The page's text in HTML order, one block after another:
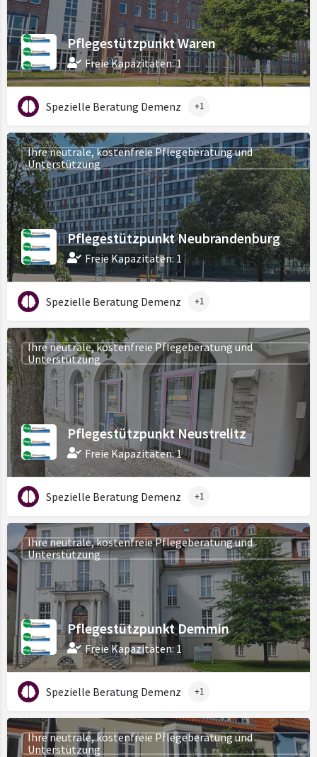
Pflegestützpunkt Waren
Freie Kapazitäten: 1
Spezielle Beratung Demenz +1
Pflegestützpunkt Neubrandenburg
Freie Kapazitäten: 1
Ihre neutrale, kostenfreie Pflegeberatung und
Unterstützung
Spezielle Beratung Demenz +1
Pflegestützpunkt Neustrelitz
Freie Kapazitäten: 1
Ihre neutrale, kostenfreie Pflegeberatung und
Unterstützung
Spezielle Beratung Demenz +1
Pflegestützpunkt Demmin
Freie Kapazitäten: 1
Ihre neutrale, kostenfreie Pflegeberatung und
Unterstützung
Spezielle Beratung Demenz +1
Ihre neutrale, kostenfreie Pflegeberatung und
Unterstützung